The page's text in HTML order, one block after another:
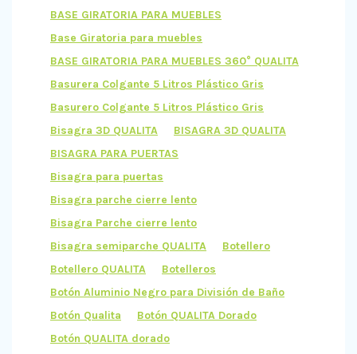
BASE GIRATORIA PARA MUEBLES
Base Giratoria para muebles
BASE GIRATORIA PARA MUEBLES 360° QUALITA
Basurera Colgante 5 Litros Plástico Gris
Basurero Colgante 5 Litros Plástico Gris
Bisagra 3D QUALITA
BISAGRA 3D QUALITA
BISAGRA PARA PUERTAS
Bisagra para puertas
Bisagra parche cierre lento
Bisagra Parche cierre lento
Bisagra semiparche QUALITA
Botellero
Botellero QUALITA
Botelleros
Botón Aluminio Negro para División de Baño
Botón Qualita
Botón QUALITA Dorado
Botón QUALITA dorado